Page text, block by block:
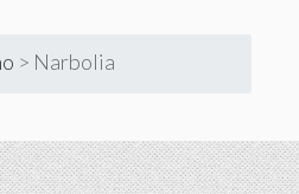
> Narbolia